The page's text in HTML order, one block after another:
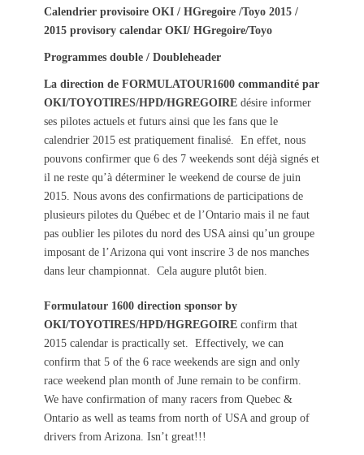
s
t
d
n
t
r
Calendrier provisoire OKI / HGregoire /Toyo 2015 /
2015 provisory calendar OKI/ HGregoire/Toyo
Programmes double / Doubleheader
La direction de FORMULATOUR1600 commandité par
OKI/TOYOTIRES/HPD/HGREGOIRE désire informer
ses pilotes actuels et futurs ainsi que les fans que le
calendrier 2015 est pratiquement finalisé. En effet, nous
pouvons confirmer que 6 des 7 weekends sont déjà signés et
il ne reste qu’à déterminer le weekend de course de juin
2015. Nous avons des confirmations de participations de
plusieurs pilotes du Québec et de l’Ontario mais il ne faut
pas oublier les pilotes du nord des USA ainsi qu’un groupe
imposant de l’Arizona qui vont inscrire 3 de nos manches
dans leur championnat. Cela augure plutôt bien.
Formulatour 1600 direction sponsor by
OKI/TOYOTIRES/HPD/HGREGOIRE confirm that
2015 calendar is practically set. Effectively, we can
confirm that 5 of the 6 race weekends are sign and only
race weekend plan month of June remain to be confirm.
We have confirmation of many racers from Quebec &
Ontario as well as teams from north of USA and group of
drivers from Arizona. Isn’t great!!!